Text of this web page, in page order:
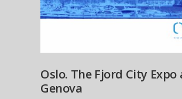
Oslo. The Fjord City Expo
Genova